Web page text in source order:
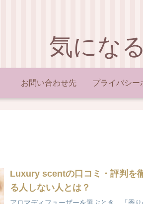
気にな
お問い合わせ先
Luxury scentの口コミ・評判を
る人しない人とは？